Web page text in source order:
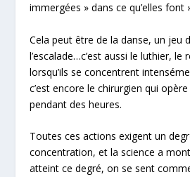
immergées » dans ce qu’elles font
Cela peut être de la danse, un jeu
l’escalade…c’est aussi le luthier, le
lorsqu’ils se concentrent
c’est encore le chirurgien qui
pendant des heures.
Toutes ces actions exigent un
concentration, et la science a
atteint ce degré, on se sent